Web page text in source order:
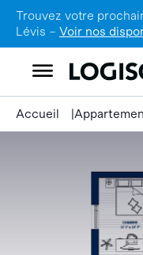
Trouvez votre
Lévis – Voir nos
Accueil